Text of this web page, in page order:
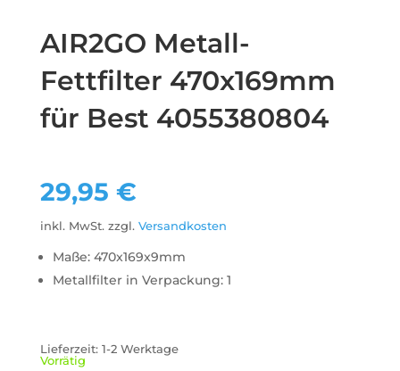
AIR2GO Metall-
Fettfilter 470x169mm
für Best 4055380804
29,95 €
inkl. MwSt. zzgl. Versandkosten
Maße: 470x169x9mm
Metallfilter in Verpackung: 1
Lieferzeit: 1-2 Werktage
Vorrätig